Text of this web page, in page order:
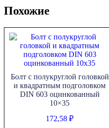
Похожие
Болт с полукруглой головкой
и квадратным подголовком
DIN 603 оцинкованный
10×35
172,58₽